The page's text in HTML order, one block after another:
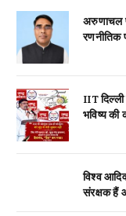
अरुणाचल
रणनीतिक
IIT दिल्ली
भविष्य
विश्व
संरक्षक हैं